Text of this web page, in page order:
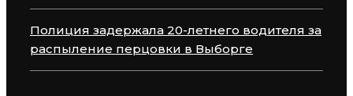
Полиция задержала 20-летнего водителя за
распыление перцовки в Выборге